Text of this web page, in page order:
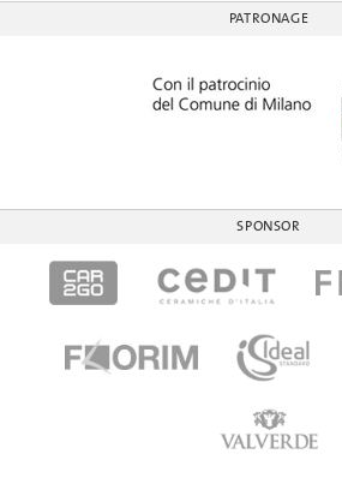
PATRONAGE
SPONSOR